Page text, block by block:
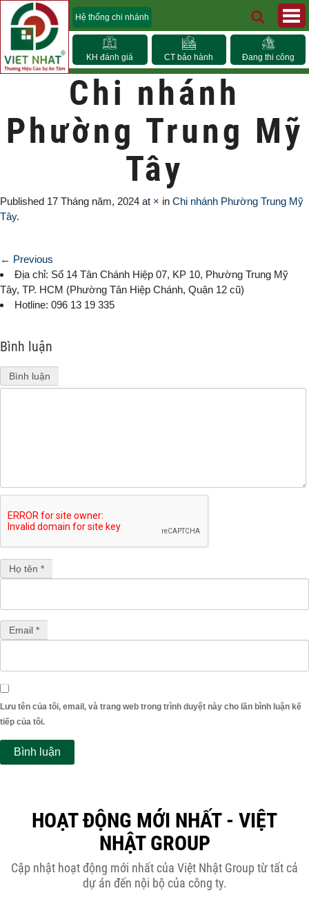
Hệ thống chi nhánh
KH đánh giá CT bảo hành Đang thi công
Chi nhánh
Phường Trung Mỹ
Tây
Published 17 Tháng năm, 2024 at × in Chi nhánh Phường Trung Mỹ
Tây.
← Previous
Địa chỉ: Số 14 Tân Chánh Hiệp 07, KP 10, Phường Trung Mỹ
Tây, TP. HCM (Phường Tân Hiệp Chánh, Quận 12 cũ)
Hotline: 096 13 19 335
Bình luận
Bình luận
Họ tên *
Email *
Lưu tên của tôi, email, và trang web trong trình duyệt này cho lần bình luận kế
tiếp của tôi.
HOẠT ĐỘNG MỚI NHẤT - VIỆT
NHẬT GROUP
Cập nhật hoạt động mới nhất của Việt Nhật Group từ tất cả
dự án đến nội bộ của công ty.